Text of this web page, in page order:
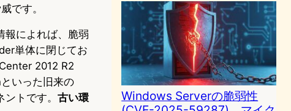
です。
報によれば、脆弱
単体に閉じてお
2012 R2
いった旧来の
トです。 古い環
Windows Serverの脆弱性